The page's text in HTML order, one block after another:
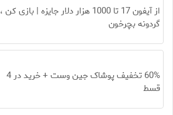
از آیفون 17 تا 1000 هزار دلار جایزه | بازی کن ،
گردونه بچرخون
60% تخفیف پوشاک جین وست + خرید در 4
قسط